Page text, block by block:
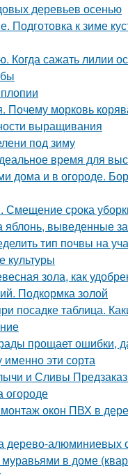
деревьев осенью
Подготовка к зиме
Когда сажать лилии
Почему морковь
выращивания
под зиму
время для
дома и в огороде.
Смещение срока
выведенные
тип почвы на
культуры
зола, как
Подкормка золой
посадке таблица.
прощает ошибки,
эти сорта
и Сливы Предзаказ
огороде
окон ПВХ в
алюминиевых
в доме